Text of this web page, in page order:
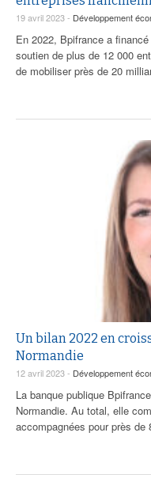
78
95
19 avril 2023 - Développement
En 2022, Bpifrance a
soutien de plus de 12 000
de mobiliser près de 20
Un bilan 2022 en
Normandie
12 avril 2023 - Développement
La banque publique
Normandie. Au total, elle
accompagnées pour près de